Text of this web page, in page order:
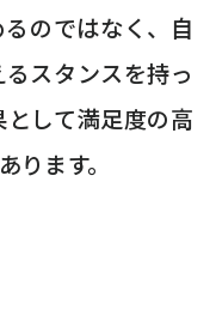
のではなく、自
スタンスを持っ
して満足度の高
ります。